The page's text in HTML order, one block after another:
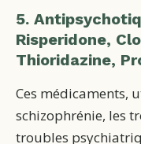
5.
Risperidone,
Thioridazine,
Ces médicaments,
schizophrénie, les
troubles